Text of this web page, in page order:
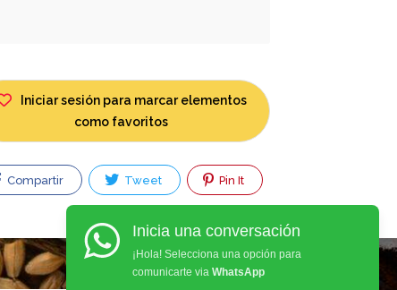
Iniciar sesión para marcar elementos
como favoritos
Compartir Tweet Pin It
Inicia una conversación
¡Hola! Selecciona una opción para
comunicarte via WhatsApp